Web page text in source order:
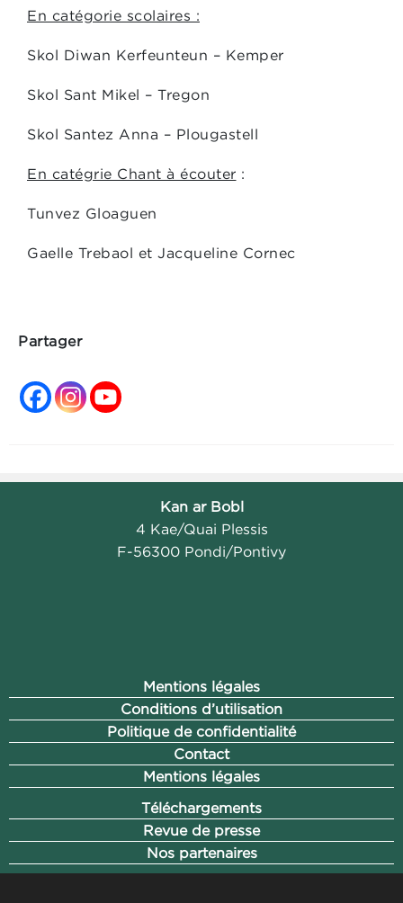
En catégorie scolaires :
Skol Diwan Kerfeunteun – Kemper
Skol Sant Mikel – Tregon
Skol Santez Anna – Plougastell
En catégrie Chant à écouter :
Tunvez Gloaguen
Gaelle Trebaol et Jacqueline Cornec
Partager
Kan ar Bobl
4 Kae/Quai Plessis
F-56300 Pondi/Pontivy
Mentions légales
Conditions d’utilisation
Politique de confidentialité
Contact
Mentions légales
Téléchargements
Revue de presse
Nos partenaires